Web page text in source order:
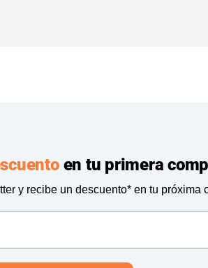
en tu primera
y recibe un descuento* en tu próxima